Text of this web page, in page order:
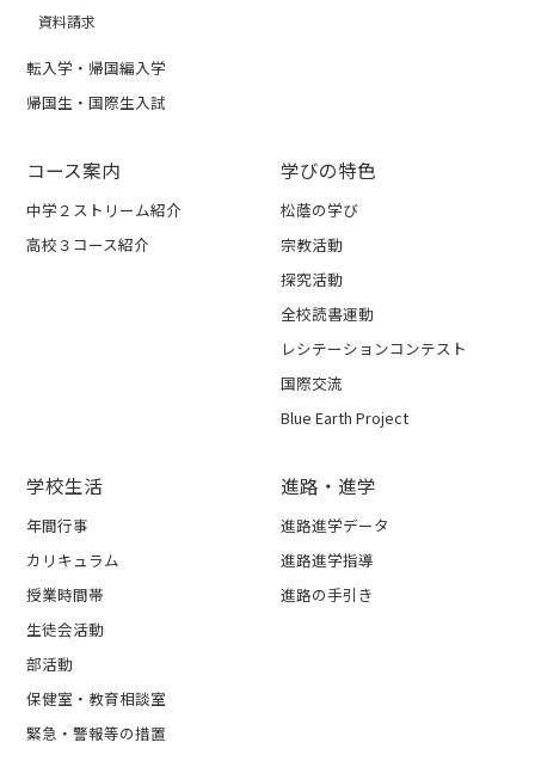
資料請求
転入学・帰国編入学
帰国生・国際生入試
コース案内
中学２ストリーム紹介
高校３コース紹介
学びの特色
松蔭の学び
宗教活動
探究活動
全校読書運動
レシテーションコンテスト
国際交流
Blue Earth Project
学校生活
年間行事
カリキュラム
授業時間帯
生徒会活動
部活動
保健室・教育相談室
緊急・警報等の措置
進路・進学
進路進学データ
進路進学指導
進路の手引き